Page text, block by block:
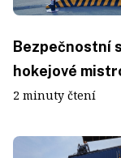
Bezpečnostní
hokejové
2 minuty čtení